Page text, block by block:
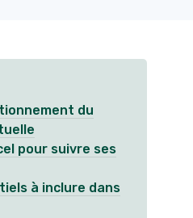
du
pour suivre ses
à inclure dans